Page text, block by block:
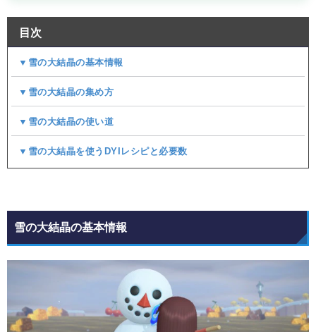
目次
▼雪の大結晶の基本情報
▼雪の大結晶の集め方
▼雪の大結晶の使い道
▼雪の大結晶を使うDYIレシピと必要数
雪の大結晶の基本情報